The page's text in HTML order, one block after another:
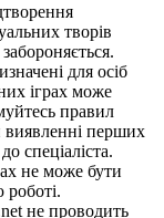
творів
для осіб
іграх може
правил
виявленні перших
спеціаліста.
не може бути
роботі.
не проводить